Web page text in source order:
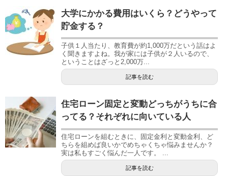
大学にかかる費用はいくら？どうやって
貯金する？
子供１人当たり、教育費が約1,000万だという話はよ
く聞きますよね。我が家には子供が２人いるので、
ということはざっと2,000万...
記事を読む
住宅ローン固定と変動どっちがうちに合
ってる？それぞれに向いている人
住宅ローンを組むときに、固定金利と変動金利、ど
ちらを組めば良いかでめちゃくちゃ悩みませんか？
実は私もすごく悩んだ一人です。 ...
記事を読む